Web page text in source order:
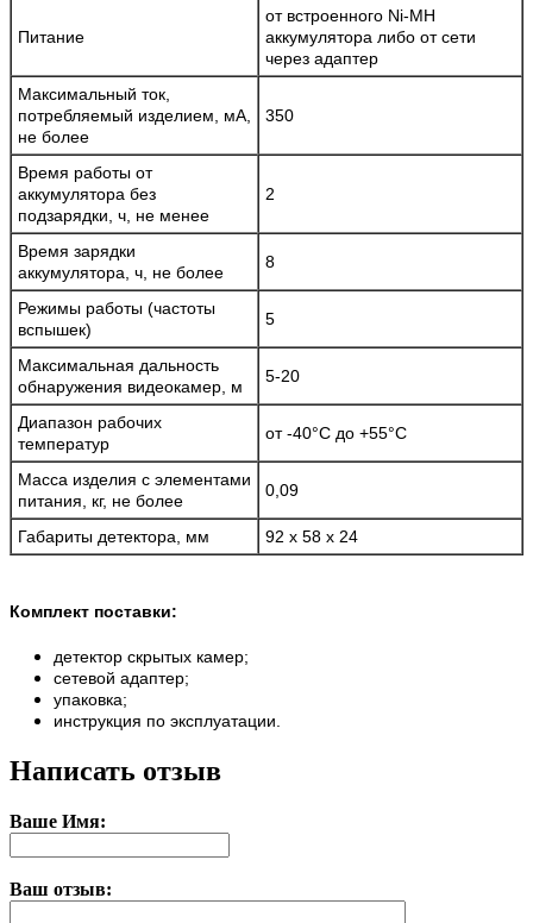
Питание
от встроенного Ni-MH
аккумулятора либо от сети
через адаптер
Максимальный ток,
потребляемый изделием, мА,
не более
350
Время работы от
аккумулятора без
подзарядки, ч, не менее
2
Время зарядки
аккумулятора, ч, не более
8
Режимы работы (частоты
вспышек)
5
Максимальная дальность
обнаружения видеокамер, м
5-20
Диапазон рабочих
температур
от -40°С до +55°С
Масса изделия с элементами
питания, кг, не более
0,09
Габариты детектора, мм 92 х 58 х 24
Комплект поставки:
детектор скрытых камер;
сетевой адаптер;
упаковка;
инструкция по эксплуатации.
Написать отзыв
Ваше Имя:
Ваш отзыв: